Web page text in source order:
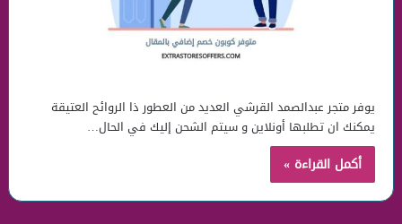
يوفر متجر عبدالصمد القرشي العديد من العطور ذا الروائح العتيقة
يمكنك ان تطلبها أونلاين و سيتم الشحن إليك في الحال…
أكمل القراءة »